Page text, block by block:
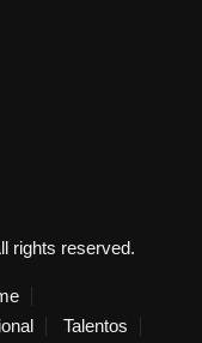
rights reserved.
Talentos